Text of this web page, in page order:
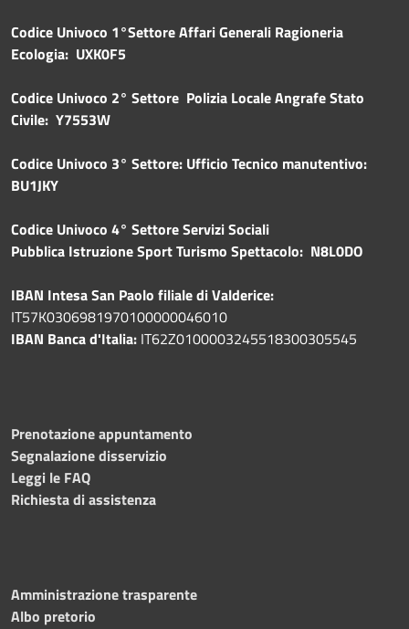
Codice Univoco 1°Settore Affari Generali Ragioneria
Ecologia: UXK0F5
Codice Univoco 2° Settore Polizia Locale Angrafe Stato
Civile: Y7553W
Codice Univoco 3° Settore: Ufficio Tecnico manutentivo:
BU1JKY
Codice Univoco 4° Settore Servizi Sociali
Pubblica Istruzione Sport Turismo Spettacolo: N8L0DO
IBAN Intesa San Paolo filiale di Valderice:
IT57K0306981970100000046010
IBAN Banca d'Italia: IT62Z0100003245518300305545
Prenotazione appuntamento
Segnalazione disservizio
Leggi le FAQ
Richiesta di assistenza
Amministrazione trasparente
Albo pretorio